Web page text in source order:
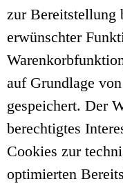
zur Bereitstellung
erwünschter
auf Grundlage
gespeichert. Der
berechtigtes
Cookies zur
optimierten